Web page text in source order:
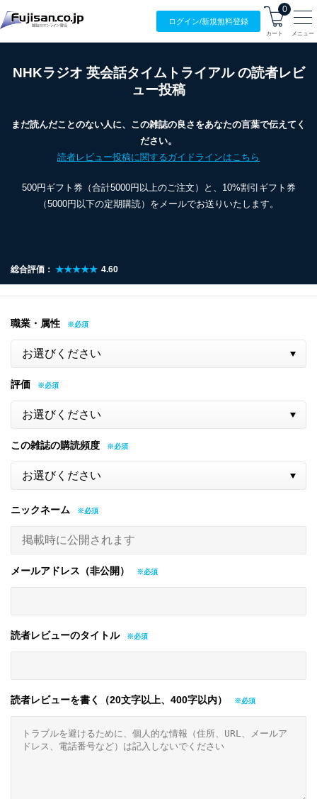
ログイン/新規無料登録
0
カート メニュー
NHKラジオ 英会話タイムトライアル の読者レビ
ュー投稿
まだ読んだことのない人に、この雑誌の良さをあなたの言葉で伝えてく
ださい。
読者レビュー投稿に関するガイドラインはこちら
500円ギフト券（合計5000円以上のご注文）と、10%割引ギフト券
（5000円以下の定期購読）をメールでお送りいたします。
総合評価： ★★★★★ 4.60
職業・属性
評価
この雑誌の購読頻度
ニックネーム
メールアドレス（非公開）
読者レビューのタイトル
読者レビューを書く（20文字以上、400字以内）